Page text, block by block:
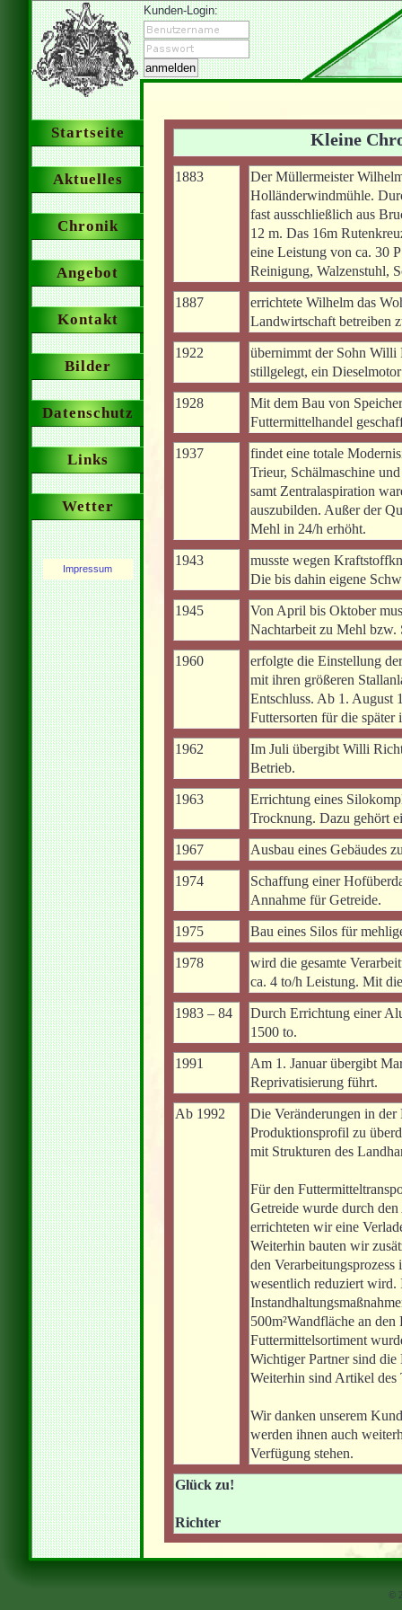
Kunden-Login:
Startseite
Aktuelles
Chronik
Angebot
Kontakt
Bilder
Datenschutz
Links
Wetter
Impressum
Kleine
1883
Der Müllermeister
Holländerwindmühle.
fast ausschließlich aus
12 m. Das 16m
eine Leistung von ca. 30
Reinigung, Walzenstuhl,
1887
errichtete Wilhelm das
Landwirtschaft betreiben
1922
übernimmt der Sohn Willi
stillgelegt, ein
1928
Mit dem Bau von
Futtermittelhandel
1937
findet eine totale
Trieur, Schälmaschine
samt Zentralaspiration
auszubilden. Außer der
Mehl in 24/h erhöht.
1943
musste wegen
Die bis dahin eigene
1945
Von April bis Oktober
Nachtarbeit zu Mehl bzw.
1960
erfolgte die Einstellung
mit ihren größeren
Entschluss. Ab 1. August
Futtersorten für die später
1962
Im Juli übergibt Willi
Betrieb.
1963
Errichtung eines
Trocknung. Dazu gehört
1967 Ausbau eines Gebäudes
1974
Schaffung einer
Annahme für Getreide.
1975 Bau eines Silos für
1978
wird die gesamte
ca. 4 to/h Leistung. Mit
1983 – 84
Durch Errichtung einer
1500 to.
1991
Am 1. Januar übergibt
Reprivatisierung führt.
Ab 1992
Die Veränderungen in der
Produktionsprofil zu
mit Strukturen des
Für den
Getreide wurde durch
errichteten wir eine
Weiterhin bauten wir
den
wesentlich reduziert wird.
500m²Wandfläche an
Futtermittelsortiment
Wichtiger Partner sind
Weiterhin sind Artikel des
Wir danken unserem
werden ihnen auch
Verfügung stehen.
Glück zu!
Richter
©